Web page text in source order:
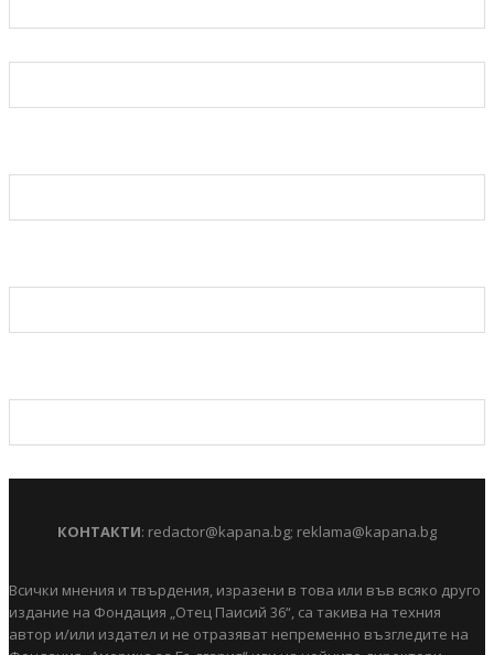
КОНТАКТИ: redactor@kapana.bg; reklama@kapana.bg
Всички мнения и твърдения, изразени в това или във всяко друго
издание на Фондация „Отец Паисий 36“, са такива на техния
автор и/или издател и не отразяват непременно възгледите на